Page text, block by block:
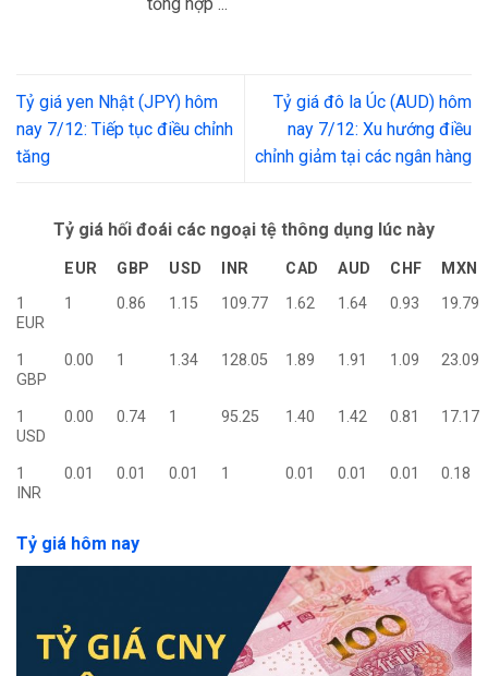
Tỷ giá yen Nhật (JPY) hôm
nay 7/12: Tiếp tục điều chỉnh
tăng
Tỷ giá đô la Úc (AUD) hôm
nay 7/12: Xu hướng điều
chỉnh giảm tại các ngân hàng
Tỷ giá hối đoái các ngoại tệ thông dụng lúc này
EUR GBP USD INR CAD AUD CHF
MXN
1
EUR
1 0.86 1.15 109.77 1.62 1.64 0.93 19.79
1
GBP
0.00 1 1.34 128.05 1.89 1.91 1.09 23.09
1
USD
0.00 0.74 1 95.25 1.40 1.42 0.81 17.17
1
INR
0.01 0.01 0.01 1 0.01 0.01 0.01 0.18
Tỷ giá hôm nay